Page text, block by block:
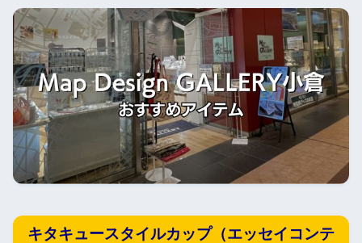
キタキュースタイルカップ（エッセイコンテ